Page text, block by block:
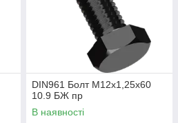
DIN961 Болт М12х1,25х60
10.9 БЖ пр
В наявності